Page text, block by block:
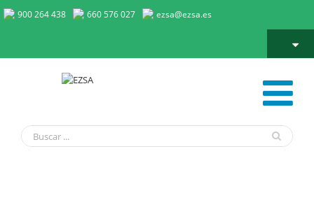
900 264 438 660 576 027 ezsa@ezsa.es